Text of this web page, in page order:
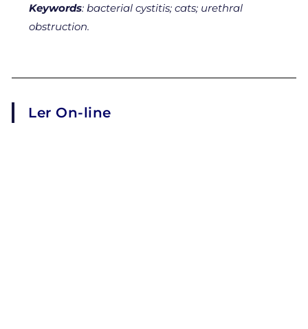
Keywords: bacterial cystitis; cats; urethral
obstruction.
Ler On-line